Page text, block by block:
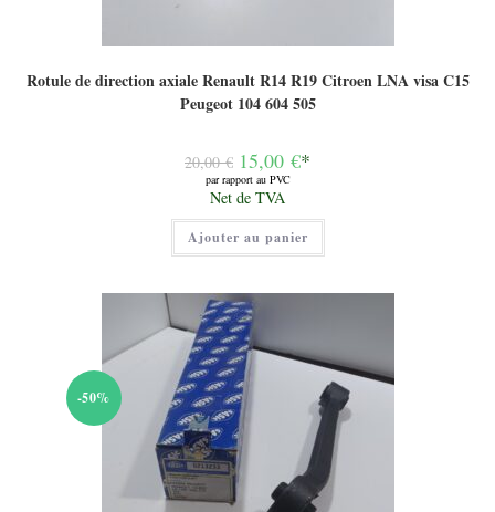
Rotule de direction axiale Renault R14 R19 Citroen LNA visa C15
Peugeot 104 604 505
20,00€ Le
prix
initial
était :
20,00 €.
15,00 €*
par rapport au PVC
Le
prix
actuel
est :
15,00 €.
Net de TVA
Ajouter au panier
-50%